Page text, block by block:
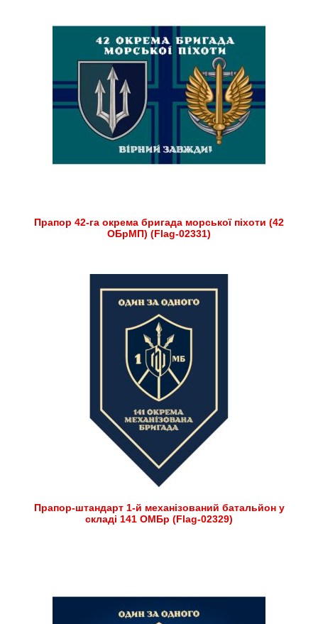
Прапор 42-га окрема бригада морської піхоти (42
ОБрМП) (Flag-02331)
Прапор-штандарт 1-й механізований батальйон у
складі 141 ОМБр (Flag-02329)